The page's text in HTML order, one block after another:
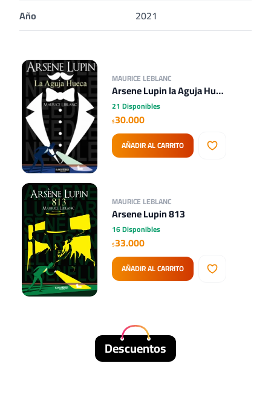
Año 2021
MAURICE LEBLANC
Arsene Lupin la Aguja Hueca
21 Disponibles
$30.000
AÑADIR AL CARRITO
MAURICE LEBLANC
Arsene Lupin 813
16 Disponibles
$33.000
AÑADIR AL CARRITO
Descuentos